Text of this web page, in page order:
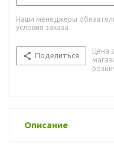
Наши менеджеры
условия заказа
Поделиться
Цена
Описание